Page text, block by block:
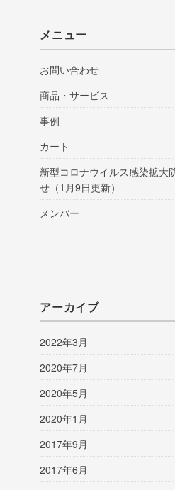
メニュー
お問い合わせ
商品・サービス
事例
カート
新型コロナウイルス感染拡大
せ（1月9日更新）
メンバー
アーカイブ
2022年3月
2020年7月
2020年5月
2020年1月
2017年9月
2017年6月